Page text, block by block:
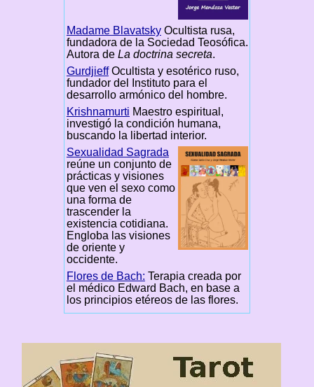
Madame BlavatskyOcultista rusa,
fundadora de la Sociedad Teosófica.
Autora de La doctrina secreta.
GurdjieffOcultista y esotérico ruso,
fundador del Instituto para el
desarrollo armónico del hombre.
Krishnamurti Maestro espiritual,
investigó la condición humana,
buscando la libertad interior.
Sexualidad Sagrada
reúne un conjunto de
prácticas y visiones
que ven el sexo como
una forma de
trascender la
existencia cotidiana.
Engloba las visiones
de oriente y
occidente.
Flores de Bach: Terapia creada por
el médico Edward Bach, en base a
los principios etéreos de las flores.